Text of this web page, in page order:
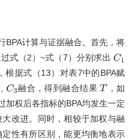
BPA计算与证据融合。首先，将
式（2）~式（7）分别求出 C1
根据式（13）对表7中的BPA赋
, C3融合，得到融合结果 T
，如
加权后各指标的BPA均发生一定
改进。同时，相较于加权与融
性有所区别，能更均衡地表示